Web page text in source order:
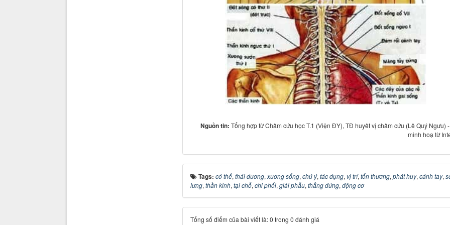
Nguồn tin:Tổng hợp từ Châm cứu học T.1 (Viện ĐY), TĐ huyêt vị châm cứu (Lê Quý Ngưu)
minh hoạ từ
Tags: có thể, thái dương, xương sống, chú ý, tác dụng, vị trí, tổn thương, phát huy, cánh tay,
lưng, thần kinh, tại chỗ, chi phối, giải phẫu, thẳng đứng, động cơ
Tổng số điểm của bài viết là: 0 trong 0 đánh giá